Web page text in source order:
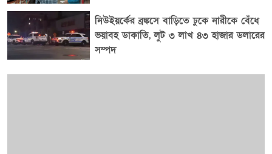
নিউইয়র্কের ব্রঙ্কসে বাড়িতে ঢুকে নারীকে বেঁধে
ভয়াবহ ডাকাতি, লুট ৩ লাখ ৪৩ হাজার ডলারের
সম্পদ